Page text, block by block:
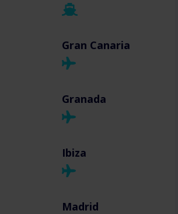
Gran Canaria
Granada
Ibiza
Madrid